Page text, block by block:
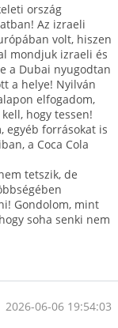
ország
Az izraeli
volt, hiszen
mondjuk izraeli és
a Dubai nyugodtan
a helye! Nyilván
elfogadom,
hogy tessen!
egyéb forrásokat is
a Coca Cola
tetszik, de
Gondolom, mint
soha senki nem
2026-06-06 19:54:03